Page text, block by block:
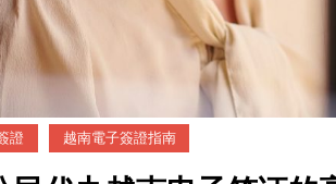
證 越南電子簽證指南